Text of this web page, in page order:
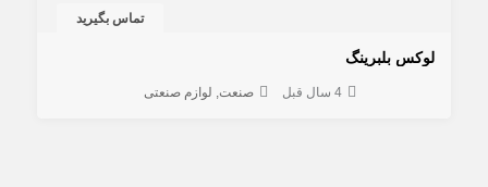
تماس بگیرید
لوکس بلبرینگ
4 سال قبل صنعت لوازم صنعتی